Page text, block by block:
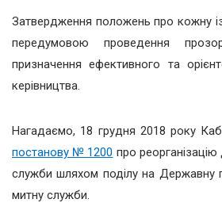
Затвердження положень про кожну
передумовою проведення
призначення ефективного та
керівництва.
Нагадаємо, 18 грудня 2018 року
постанову № 1200 про
служби шляхом поділу на Державну
митну служби.